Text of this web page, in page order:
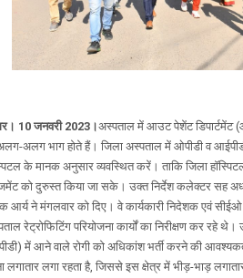
10 जनवरी 2023।अस्पताल में आउट पेशेंट डिपार्टमेंट
अलग भाग होते हैं। जिला अस्पताल में ओपीडी व
के मानक अनुसार व्यवस्थित करें। ताकि जिला
को दुरुस्त किया जा सके। उक्त निर्देश कलेक्टर सह
आर्य ने मंगलवार को दिए। वे कार्यकारी निदेशक एवं
रेट्रोफिटिंग परियोजना कार्यों का निरीक्षण कर रहे थे।
में आने वाले रोगी को अधिकांश भर्ती करने की
लगातार लगा रहता है, जिससे इस क्षेत्र में भीड़-भाड़